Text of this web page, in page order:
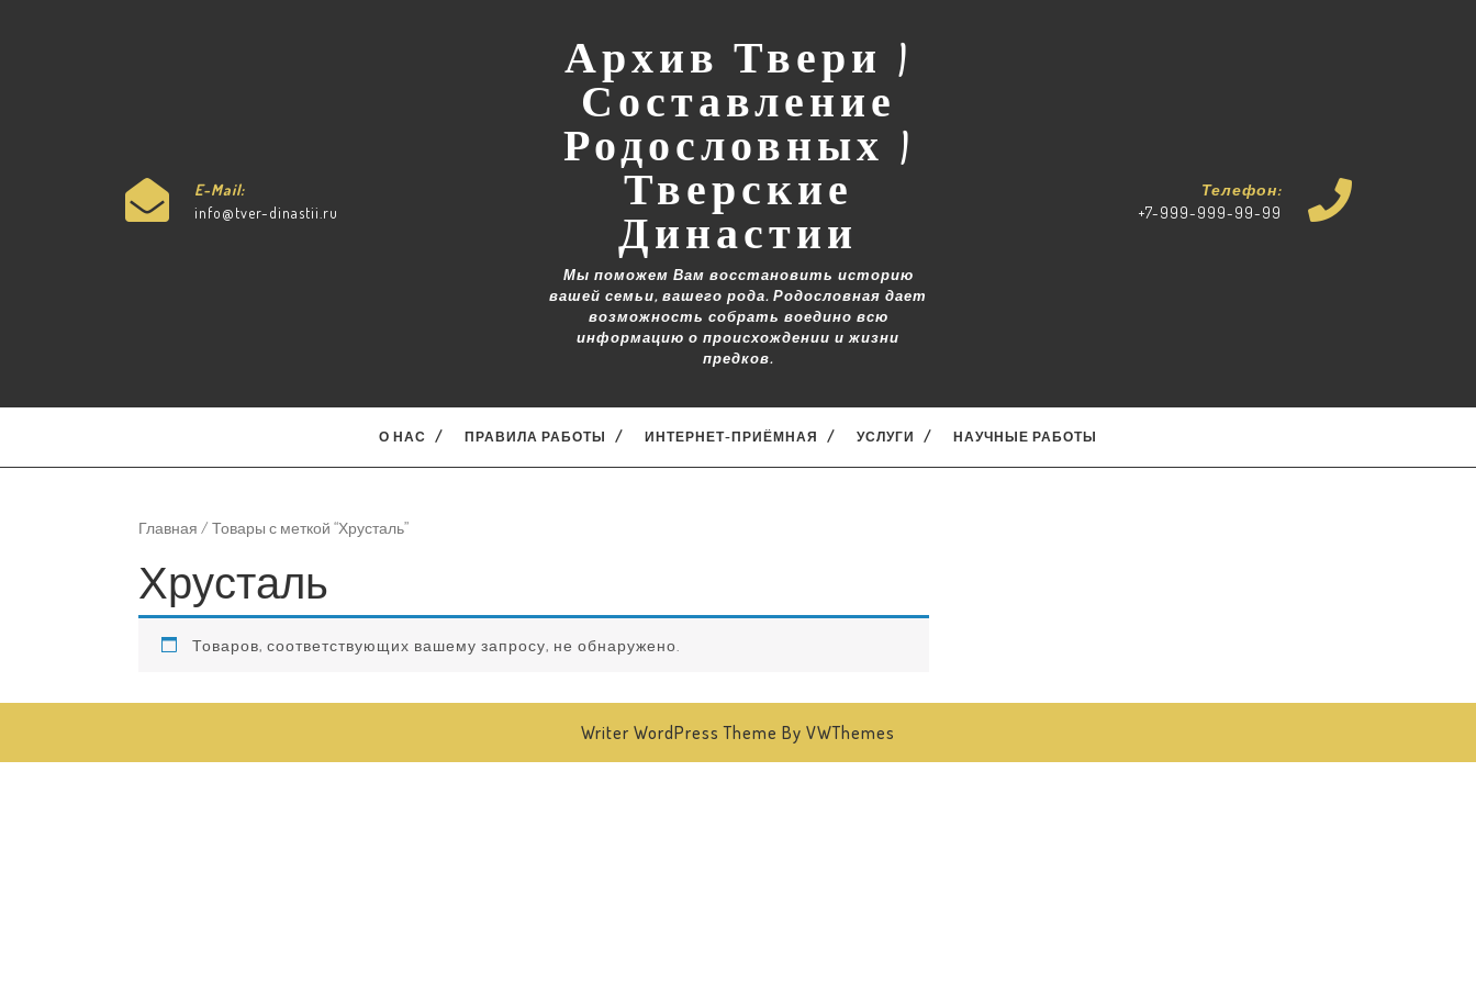
E-Mail:
info@tver-dinastii.ru
Архив Твери |
Составление
Родословных |
Тверские
Династии
Мы поможем Вам восстановить историю
вашей семьи, вашего рода. Родословная дает
возможность собрать воедино всю
информацию о происхождении и жизни
предков.
Телефон:
+7-999-999-99-99
О НАС ПРАВИЛА РАБОТЫ ИНТЕРНЕТ-ПРИЁМНАЯ УСЛУГИ НАУЧНЫЕ РАБОТЫ
Главная / Товары с меткой “Хрусталь”
Хрусталь
Товаров, соответствующих вашему запросу, не обнаружено.
Writer WordPress Theme By VWThemes